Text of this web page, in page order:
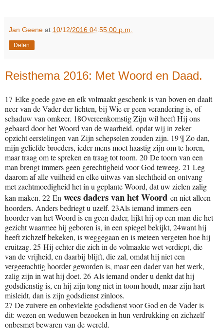
Jan Geene at 10/12/2016 04:55:00 p.m.
Delen
Reisthema 2016: Met Woord en Daad.
17 Elke goede gave en elk volmaakt geschenk is van boven en daalt
neer van de Vader der lichten, bij Wie er geen verandering is, of
schaduw van omkeer. 18Overeenkomstig Zijn wil heeft Hij ons
gebaard door het Woord van de waarheid, opdat wij in zeker
opzicht eerstelingen van Zijn schepselen zouden zijn. 19 ¶ Zo dan,
mijn geliefde broeders, ieder mens moet haastig zijn om te horen,
maar traag om te spreken en traag tot toorn. 20 De toorn van een
man brengt immers geen gerechtigheid voor God teweeg. 21 Leg
daarom af alle vuilheid en elke uitwas van slechtheid en ontvang
met zachtmoedigheid het in u geplante Woord, dat uw zielen zalig
kan maken. 22 En wees daders van het Woord en niet alleen
hoorders. Anders bedriegt u uzelf. 23Als iemand immers een
hoorder van het Woord is en geen dader, lijkt hij op een man die het
gezicht waarmee hij geboren is, in een spiegel bekijkt, 24want hij
heeft zichzelf bekeken, is weggegaan en is meteen vergeten hoe hij
eruitzag. 25 Hij echter die zich in de volmaakte wet verdiept, die
van de vrijheid, en daarbij blijft, die zal, omdat hij niet een
vergeetachtig hoorder geworden is, maar een dader van het werk,
zalig zijn in wat hij doet. 26 Als iemand onder u denkt dat hij
godsdienstig is, en hij zijn tong niet in toom houdt, maar zijn hart
misleidt, dan is zijn godsdienst zinloos.
27 De zuivere en onbevlekte godsdienst voor God en de Vader is
dit: wezen en weduwen bezoeken in hun verdrukking en zichzelf
onbesmet bewaren van de wereld.